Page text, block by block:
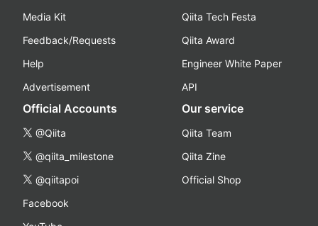
Media Kit
Feedback/Requests
Help
Advertisement
Qiita Tech Festa
Qiita Award
Engineer White Paper
API
Official Accounts
@Qiita
@qiita_milestone
@qiitapoi
Facebook
Our service
Qiita Team
Qiita Zine
Official Shop